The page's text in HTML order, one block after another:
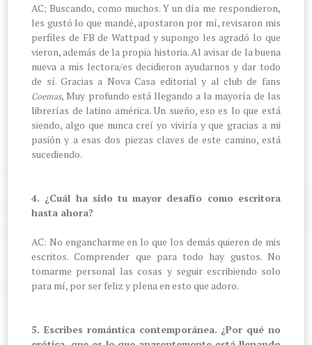
AC; Buscando, como muchos. Y un día me respondieron,
les gustó lo que mandé, apostaron por mí, revisaron mis
perfiles de FB de Wattpad y supongo les agradó lo que
vieron, además de la propia historia. Al avisar de la buena
nueva a mis lectora/es decidieron ayudarnos y dar todo
de sí. Gracias a Nova Casa editorial y al club de fans
Coemas, Muy profundo está llegando a la mayoría de las
librerías de latino américa. Un sueño, eso es lo que está
siendo, algo que nunca creí yo viviría y que gracias a mi
pasión y a esas dos piezas claves de este camino, está
sucediendo.
4. ¿Cuál ha sido tu mayor desafío como escritora
hasta ahora?
AC: No engancharme en lo que los demás quieren de mis
escritos. Comprender que para todo hay gustos. No
tomarme personal las cosas y seguir escribiendo solo
para mí, por ser feliz y plena en esto que adoro.
5. Escribes romántica contemporánea. ¿Por qué no